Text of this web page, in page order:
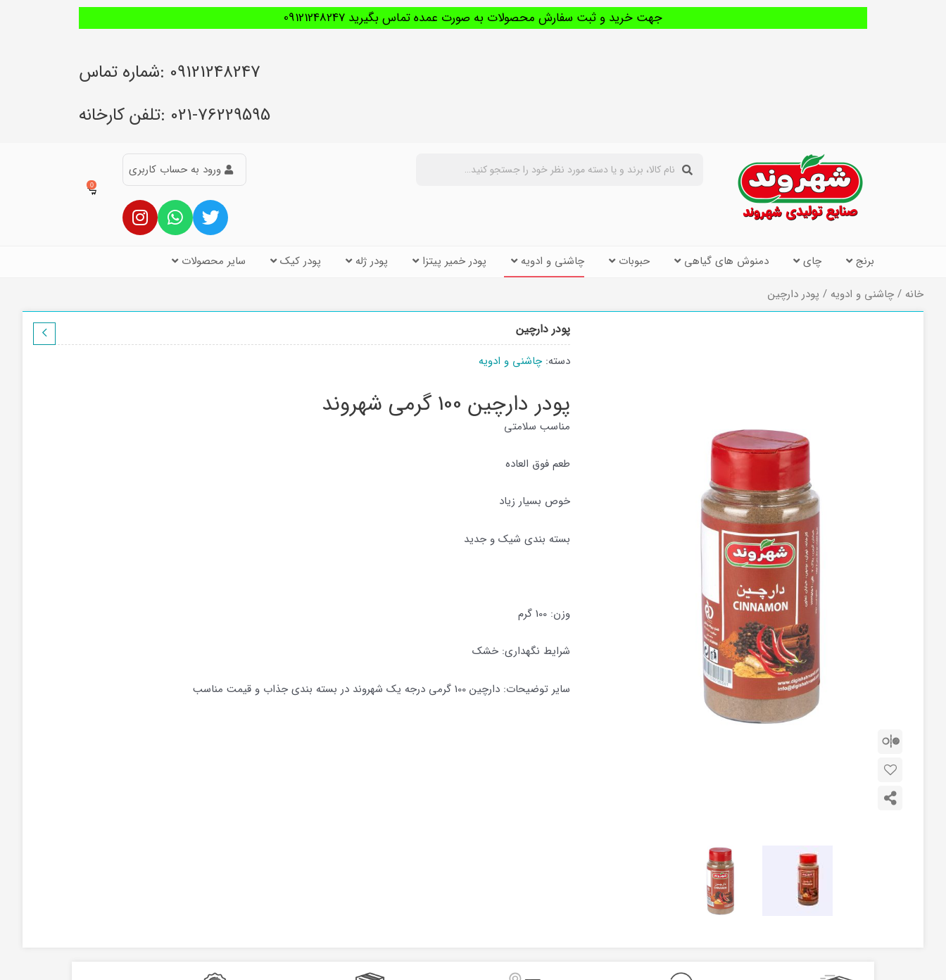
جهت خرید و ثبت سفارش محصولات به صورت عمده تماس بگیرید 09121248247
09121248247 :شماره تماس
021-76229595 :تلفن کارخانه
ورود به حساب کاربری
0
برنج چای دمنوش های گیاهی حبوبات چاشنی و ادویه پودر خمیر پیتزا پودر ژله پودر کیک
سایر محصولات
خانه / چاشنی و ادویه / پودر دارچین
پودر دارچین
دسته:چاشنی و ادویه
پودر دارچین 100 گرمی شهروند
مناسب سلامتی
طعم فوق العاده
خوص بسیار زیاد
بسته بندی شیک و جدید
وزن: 100 گرم
شرایط نگهداری: خشک
سایر توضیحات: دارچین 100 گرمی درجه یک شهروند در بسته بندی جذاب و قیمت مناسب